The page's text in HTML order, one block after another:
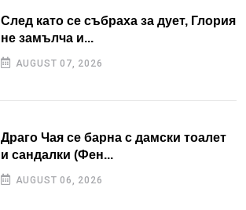
След като се събраха за дует, Глория
не замълча и...
AUGUST 07, 2026
Драго Чая се барна с дамски тоалет
и сандалки (Фен...
AUGUST 06, 2026